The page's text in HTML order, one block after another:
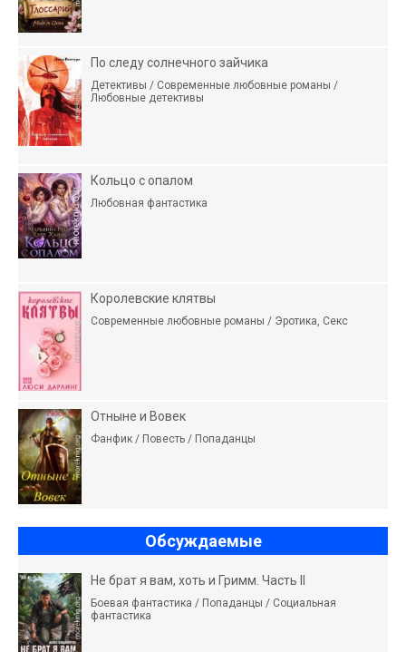
По следу солнечного зайчика
Детективы / Современные любовные романы /
Любовные детективы
Кольцо с опалом
Любовная фантастика
Королевские клятвы
Современные любовные романы / Эротика, Секс
Отныне и Вовек
Фанфик / Повесть / Попаданцы
Обсуждаемые
Не брат я вам, хоть и Гримм. Часть II
Боевая фантастика / Попаданцы / Социальная
фантастика